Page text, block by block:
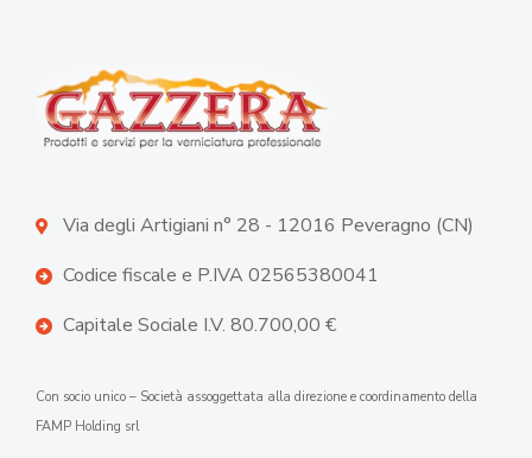
Via degli Artigiani n° 28 - 12016 Peveragno (CN)
Codice fiscale e P.IVA 02565380041
Capitale Sociale I.V. 80.700,00 €
Con socio unico – Società assoggettata alla direzione e coordinamento della
FAMP Holding srl